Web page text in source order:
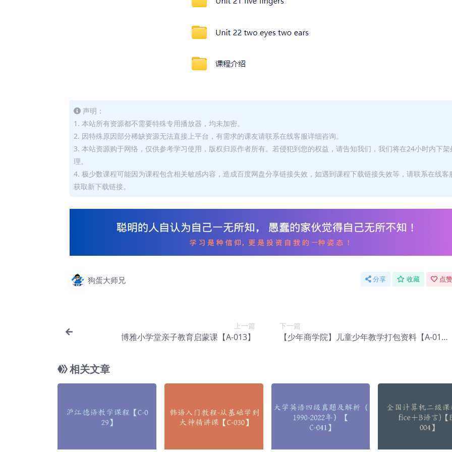
声明：
1. 本站所有资源都不需要特殊专用播放器，均未加密。
2. 因特殊原因部分稀缺资源无法直接上平台，有需求的课友请联系在线客服详细咨询。
3. 本站资源购于网络，仅供参考学习使用，版权归原作者所有。若侵犯到您的权益，请告知我们，我们将在24小时内下架
理。
4. 极少数课程可能因为课程包含相关敏感内容，造成百度网盘分享链接失效，如遇到课程下载链接失效等，请联系在线客
获取新下载链接。
狗蛋大师兄 分享 收藏 点
上一篇
博雅小学堂亲子教育启蒙课【A-013】
下一篇
【少年商学院】儿童少年教学打包资料【A-01
相关文章